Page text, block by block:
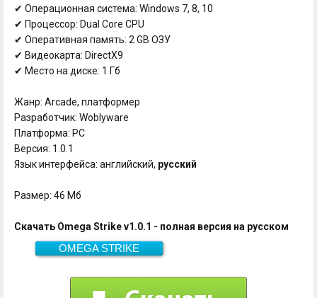
✔ Операционная система: Windows 7, 8, 10
✔ Процессор: Dual Core CPU
✔ Оперативная память: 2 GB ОЗУ
✔ Видеокарта: DirectX9
✔ Место на диске: 1 Гб
Жанр: Arcade, платформер
Разработчик: Woblyware
Платформа: PC
Версия: 1.0.1
Язык интерфейса: английский, русский
Размер: 46 Мб
Скачать Omega Strike v1.0.1 - полная версия на русском
OMEGA STRIKE
46 Мб
Скачать